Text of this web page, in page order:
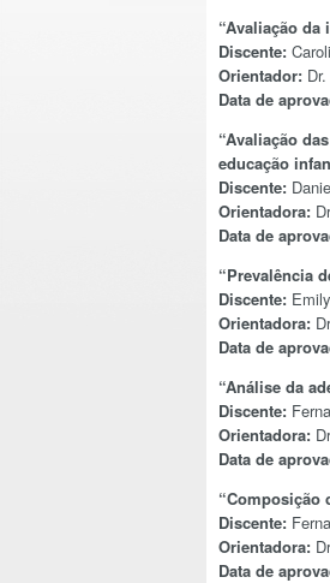
“Avaliação
Discente:
Orientador:
Data de
“Avaliação
educação
Discente:
Orientadora:
Data de
“Prevalência
Discente:
Orientadora:
Data de
“Análise da
Discente:
Orientadora:
Data de
“Composição
Discente:
Orientadora:
Data de